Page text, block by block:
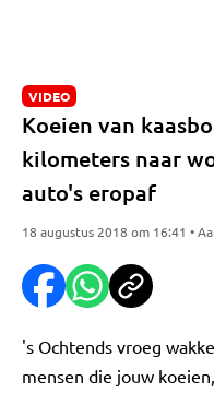
VIDEO
Koeien van
kilometers naar
auto's eropaf
18 augustus 2018 om 16:41 •
's Ochtends vroeg
mensen die jouw